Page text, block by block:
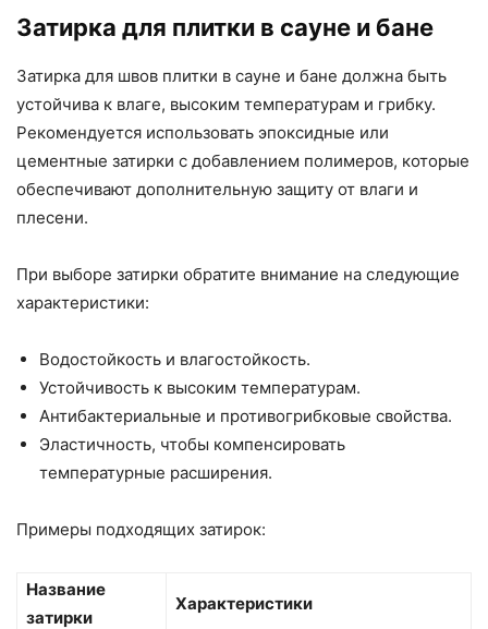
Затирка для плитки в сауне и бане
Затирка для швов плитки в сауне и бане должна быть
устойчива к влаге, высоким температурам и грибку.
Рекомендуется использовать эпоксидные или
цементные затирки с добавлением полимеров, которые
обеспечивают дополнительную защиту от влаги и
плесени.
При выборе затирки обратите внимание на следующие
характеристики:
Водостойкость и влагостойкость.
Устойчивость к высоким температурам.
Антибактериальные и противогрибковые свойства.
Эластичность, чтобы компенсировать
температурные расширения.
Примеры подходящих затирок:
Название
затирки
Характеристики